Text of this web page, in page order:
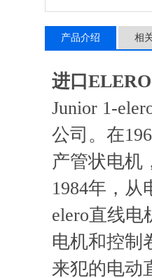
产品介绍 相
进口
Junior 1-
公司。在
产管状电机
1984年，
elero直线
电机和控制
来犯的电动